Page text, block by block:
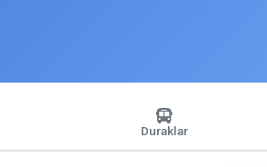
Duraklar